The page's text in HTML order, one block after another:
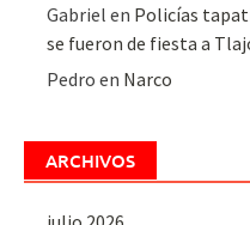
Gabriel en Policías
se fueron de fiesta a
Pedro en Narco
ARCHIVOS